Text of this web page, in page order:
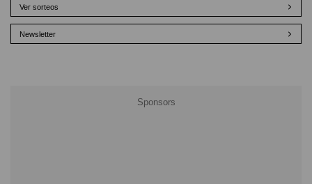
Ver sorteos
Newsletter